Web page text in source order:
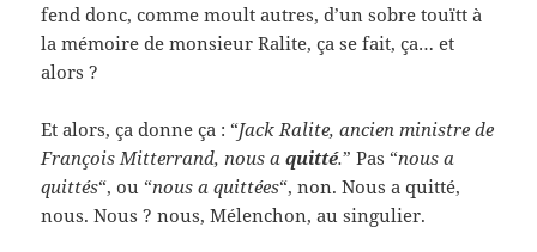
fend donc, comme moult autres, d’un sobre touïtt à
la mémoire de monsieur Ralite, ça se fait, ça… et
alors ?
Et alors, ça donne ça : “Jack Ralite, ancien ministre de
François Mitterrand, nous aquitté.” Pas “nous a
quittés“, ou “nous a quittées“, non. Nous a quitté,
nous. Nous ? nous, Mélenchon, au singulier.